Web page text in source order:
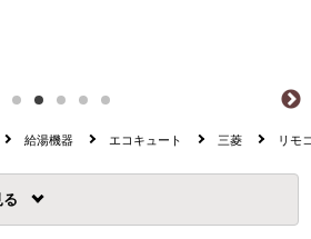
給湯機器 エコキュート 三菱 リモ